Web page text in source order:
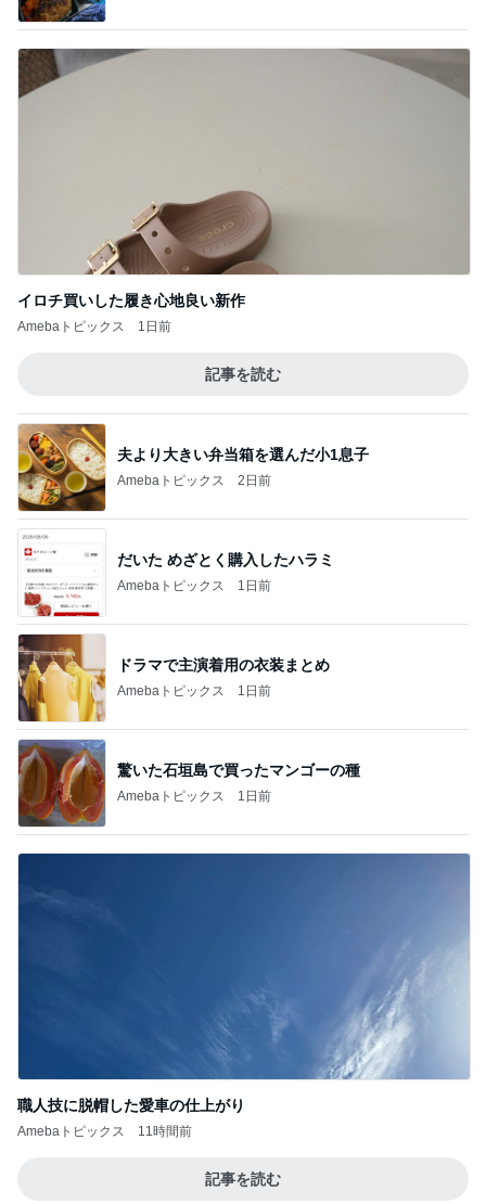
イロチ買いした履き心地良い新作
Amebaトピックス 1日前
記事を読む
夫より大きい弁当箱を選んだ小1息子
Amebaトピックス 2日前
だいた めざとく購入したハラミ
Amebaトピックス 1日前
ドラマで主演着用の衣装まとめ
Amebaトピックス 1日前
驚いた石垣島で買ったマンゴーの種
Amebaトピックス 1日前
職人技に脱帽した愛車の仕上がり
Amebaトピックス 11時間前
記事を読む